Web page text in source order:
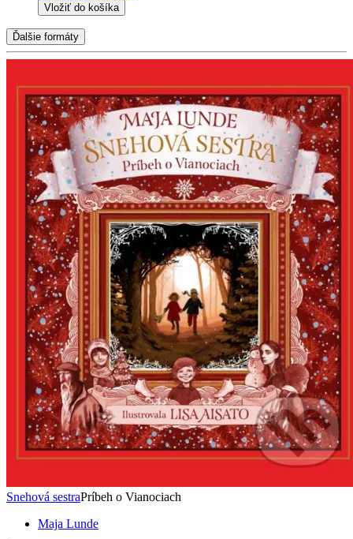
Vložiť do košíka
Ďalšie formáty
Snehová sestraPríbeh o Vianociach
Maja Lunde